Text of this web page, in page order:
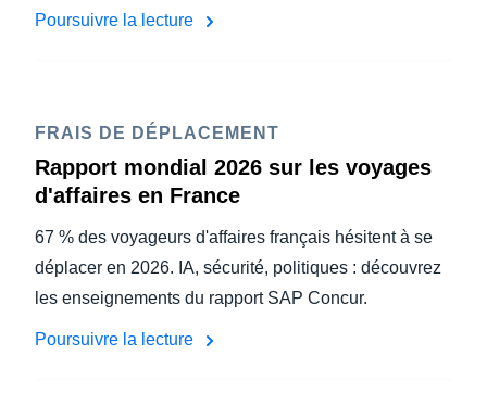
Poursuivre la lecture
FRAIS DE DÉPLACEMENT
Rapport mondial 2026 sur les voyages
d'affaires en France
67 % des voyageurs d'affaires français hésitent à se
déplacer en 2026. IA, sécurité, politiques : découvrez
les enseignements du rapport SAP Concur.
Poursuivre la lecture